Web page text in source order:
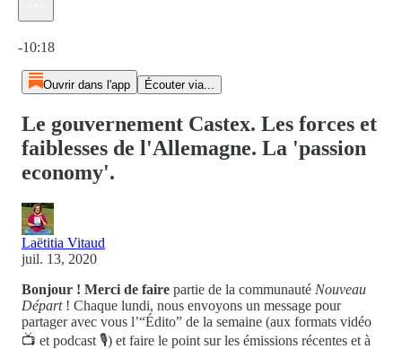
-10:18
Ouvrir dans l'app Écouter via...
Le gouvernement Castex. Les forces et
faiblesses de l'Allemagne. La 'passion
economy'.
Laëtitia Vitaud
juil. 13, 2020
Bonjour ! Merci de faire partie de la communauté Nouveau
Départ! Chaque lundi, nous envoyons un message pour
partager avec vous l’“Édito” de la semaine (aux formats vidéo
📺 et podcast 🎙) et faire le point sur les émissions récentes et à